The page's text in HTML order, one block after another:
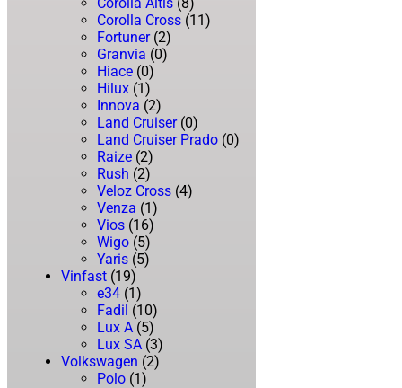
Corolla Cross (11)
Fortuner (2)
Granvia (0)
Hiace (0)
Hilux (1)
Innova (2)
Land Cruiser (0)
Land Cruiser Prado (0)
Raize (2)
Rush (2)
Veloz Cross (4)
Venza (1)
Vios (16)
Wigo (5)
Yaris (5)
Vinfast (19)
e34 (1)
Fadil (10)
Lux A (5)
Lux SA (3)
Volkswagen (2)
Polo (1)